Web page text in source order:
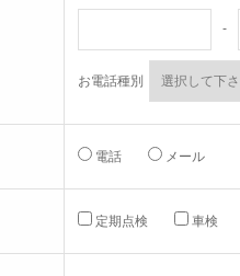
-
お電話種別
電話 メール
定期点検 車検